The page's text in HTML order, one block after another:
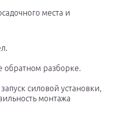
места и
обратном разборке.
силовой установки,
монтажа